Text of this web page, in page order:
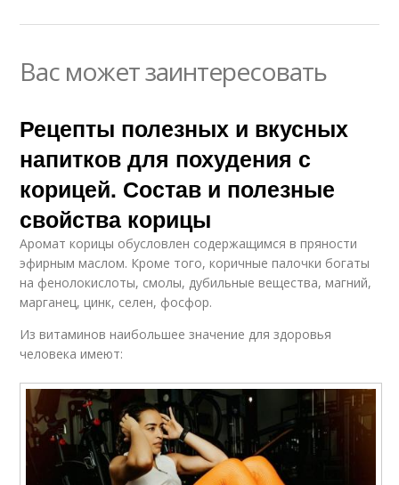
Вас может заинтересовать
Рецепты полезных и вкусных
напитков для похудения с
корицей. Состав и полезные
свойства корицы
Аромат корицы обусловлен содержащимся в пряности
эфирным маслом. Кроме того, коричные палочки богаты
на фенолокислоты, смолы, дубильные вещества, магний,
марганец, цинк, селен, фосфор.
Из витаминов наибольшее значение для здоровья
человека имеют: